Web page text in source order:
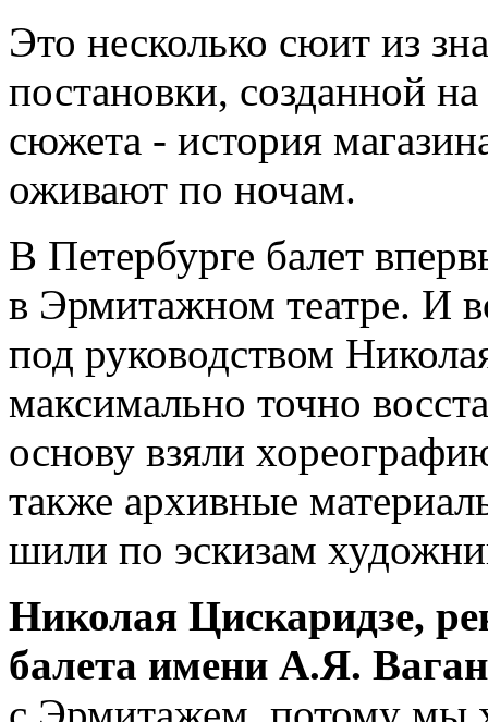
Это несколько сюит из
постановки, созданной
сюжета - история
оживают по ночам.
В Петербурге балет
в Эрмитажном театре. И
под руководством
максимально точно
основу взяли
также архивные
шили по эскизам
Николая Цискаридзе,
балета имени А.Я.